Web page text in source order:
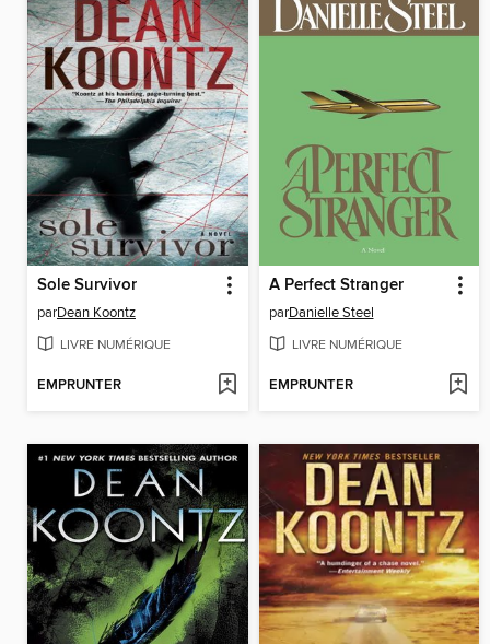
Sole Survivor
parDean Koontz
LIVRE NUMÉRIQUE
EMPRUNTER
A Perfect Stranger
parDanielle Steel
LIVRE NUMÉRIQUE
EMPRUNTER